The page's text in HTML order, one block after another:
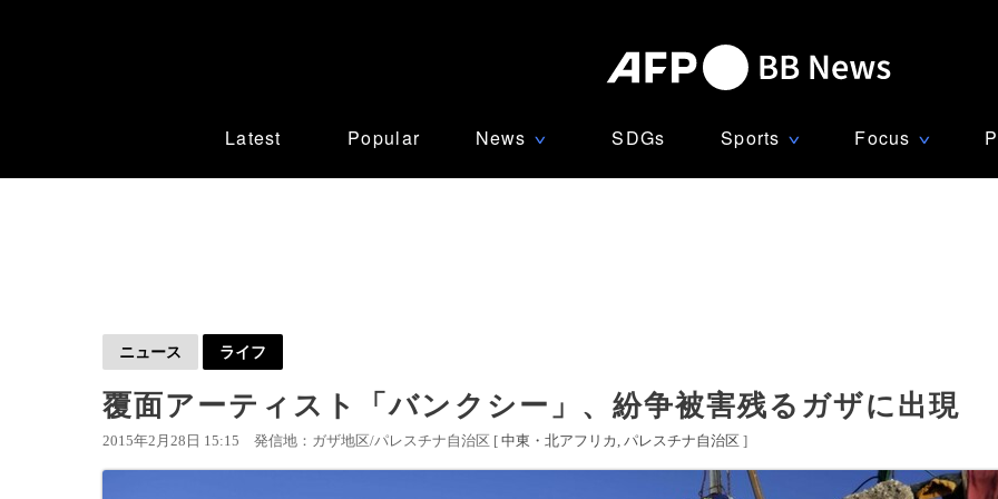
Latest Popular News ∨ SDGs Sports ∨ Focus ∨
ニュース ライフ
覆面アーティスト「バンクシー」、紛争被害残るガザに出現
2015年2月28日 15:15 発信地：ガザ地区/パレスチナ自治区 [ 中東・北アフリカ パレスチナ自治区 ]